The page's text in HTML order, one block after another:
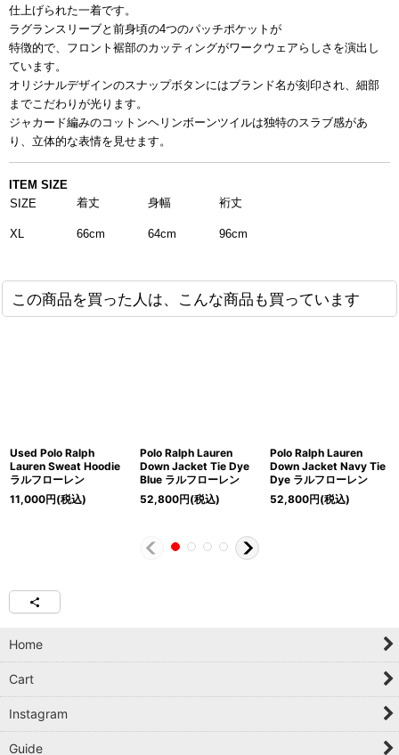
仕上げられた一着です。
ラグランスリーブと前身頃の4つのパッチポケットが
特徴的で、フロント裾部のカッティングがワークウェア らしさを演出し
ています。
オリジナルデザインのスナップボタンにはブランド名が刻印され、細部
までこだわりが光ります。
ジャカード編みのコットンヘリンボーンツイルは独特のスラブ感があ
り、立体的な表情を見せます。
ITEM SIZE
SIZE
着丈 身幅 裄丈
XL 66cm 64cm 96cm
この商品を買った人は、こんな商品も買っています
Used Polo Ralph
Lauren Sweat Hoodie
ラルフローレン
11,000円(税込)
Polo Ralph Lauren
Down Jacket Tie Dye
Blue ラルフローレン
52,800円(税込)
Polo Ralph Lauren
Down Jacket Navy Tie
Dye ラルフローレン
52,800円(税込)
Home
Cart
Instagram
Guide